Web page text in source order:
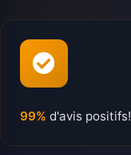
99% d'avis positifs!